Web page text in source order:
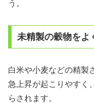
う。
未精製の穀物をよ
白米や小麦などの精製
急上昇が起こりやすく
らされます。